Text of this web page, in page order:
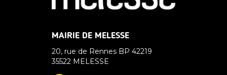
MAIRIE DE MELESSE
20, rue de Rennes BP 42219
35522 MELESSE